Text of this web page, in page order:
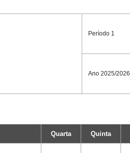
Período 1
Ano 2025/2026
Quarta Quinta